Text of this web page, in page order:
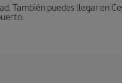
También puedes llegar en